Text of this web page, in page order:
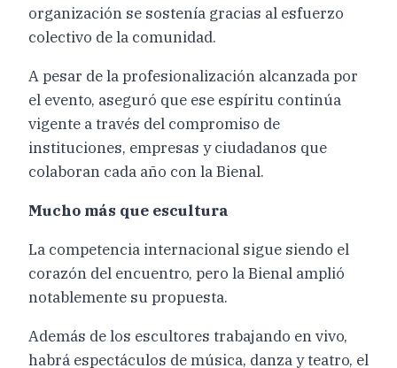
organización se sostenía gracias al esfuerzo
colectivo de la comunidad.
A pesar de la profesionalización alcanzada por
el evento, aseguró que ese espíritu continúa
vigente a través del compromiso de
instituciones, empresas y ciudadanos que
colaboran cada año con la Bienal.
Mucho más que escultura
La competencia internacional sigue siendo el
corazón del encuentro, pero la Bienal amplió
notablemente su propuesta.
Además de los escultores trabajando en vivo,
habrá espectáculos de música, danza y teatro, el